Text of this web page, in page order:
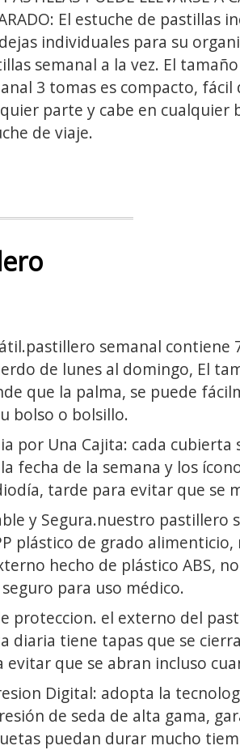
El estuche de pastillas
individuales para su
semanal a la vez. El
3 tomas es compacto, fácil
parte y cabe en cualquier
de viaje.
semanal contiene
de lunes al domingo, El
que la palma, se puede
bolso o bolsillo.
por Una Cajita: cada cubierta
fecha de la semana y los
tarde para evitar que se
y Segura.nuestro pastillero
plástico de grado
hecho de plástico ABS,
seguro para uso médico.
proteccion. el externo del
diaria tiene tapas que se
evitar que se abran incluso
Digital: adopta la
de seda de alta gama,
puedan durar mucho